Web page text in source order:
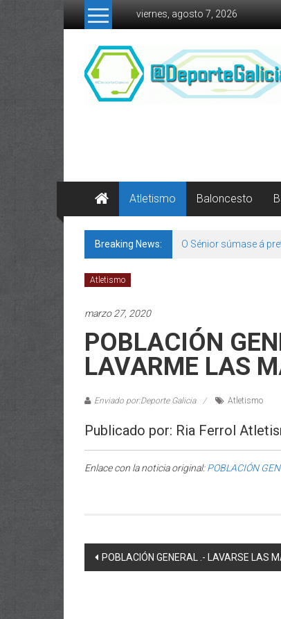
Skip to content
viernes, agosto 7, 2026
Atletismo Baloncesto
Breaking News: O Sénior súmase á
Atletismo
marzo 27, 2020
POBLACIÓN
LAVARME LAS
Enviado por:Deporte Galicia Atletismo
Publicado por: Ria Ferrol
Enlace con la noticia original:POBLACIÓN
Post navigation
POBLACIÓN GENERAL .- LAVARSE LAS